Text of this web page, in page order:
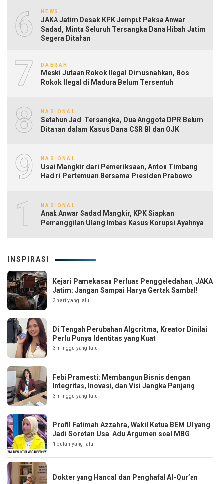
6 NEWS
JAKA Jatim Desak KPK Jemput Paksa Anwar
Sadad, Minta Seluruh Tersangka Dana Hibah Jatim
Segera Ditahan
7 DAERAH
Meski Jutaan Rokok Ilegal Dimusnahkan, Bos
Rokok Ilegal di Madura Belum Tersentuh
8 NASIONAL
Setahun Jadi Tersangka, Dua Anggota DPR Belum
Ditahan dalam Kasus Dana CSR BI dan OJK
9 NASIONAL
Usai Mangkir dari Pemeriksaan, Anton Timbang
Hadiri Pertemuan Bersama Presiden Prabowo
10NASIONAL
Anak Anwar Sadad Mangkir, KPK Siapkan
Pemanggilan Ulang Imbas Kasus Korupsi Ayahnya
INSPIRASI
Kejari Pamekasan Perluas Penggeledahan, JAKA
Jatim: Jangan Sampai Hanya Gertak Sambal!
3 hari yang lalu
Di Tengah Perubahan Algoritma, Kreator Dinilai
Perlu Punya Identitas yang Kuat
3 minggu yang lalu
Febi Pramesti: Membangun Bisnis dengan
Integritas, Inovasi, dan Visi Jangka Panjang
3 minggu yang lalu
Profil Fatimah Azzahra, Wakil Ketua BEM UI yang
Jadi Sorotan Usai Adu Argumen soal MBG
1 bulan yang lalu
Dokter yang Handal dan Penghafal Al-Qur’an